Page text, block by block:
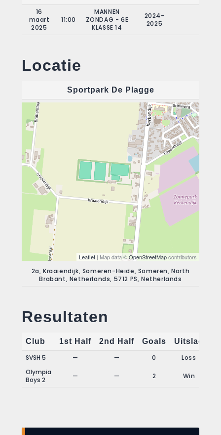
16
maart
2025
11:00
MANNEN
ZONDAG - 6E
KLASSE 14
2024-
2025
Locatie
Sportpark De Plagge
Leaflet | Map data ©OpenStreetMapcontributors
2a, Kraaiendijk, Someren-Heide, Someren, North
Brabant, Netherlands, 5712 PS, Netherlands
Resultaten
Club 1st Half 2nd Half Goals
Uitslag
SVSH 5
— — 0
Loss
Olympia
Boys 2
— — 2 Win